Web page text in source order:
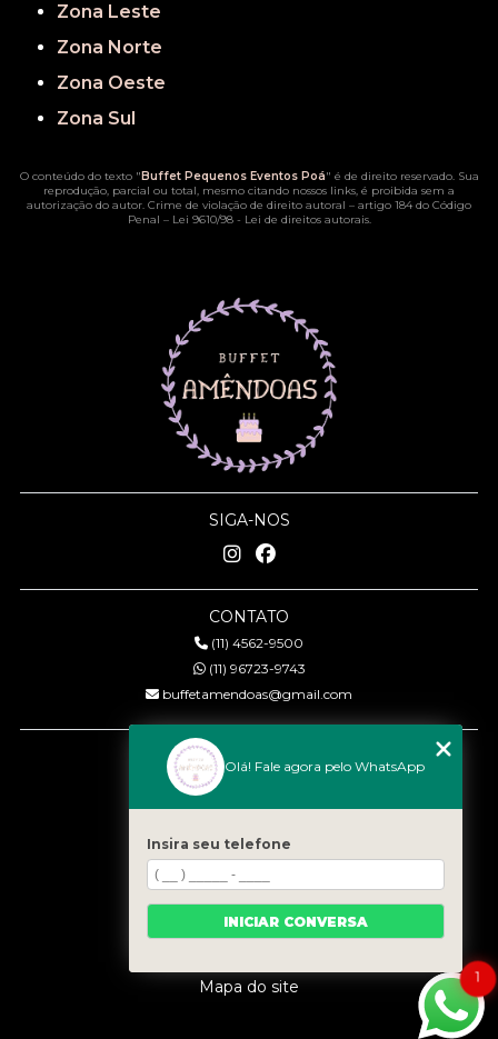
Zona Leste
Zona Norte
Zona Oeste
Zona Sul
O conteúdo do texto " Buffet Pequenos Eventos Poá" é de direito reservado. Sua
reprodução, parcial ou total, mesmo citando nossos links, é proibida sem a
autorização do autor. Crime de violação de direito autoral – artigo 184 do Código
Penal – Lei 9610/98 - Lei de direitos autorais.
SIGA-NOS
CONTATO
(11) 4562-9500
(11) 96723-9743
buffetamendoas@gmail.com
MENU
Quem somos
Serviços
Eventos
Gastronomia
Contato
Mapa do site
1
Olá! Fale agora pelo WhatsApp
Insira seu telefone
INICIAR CONVERSA